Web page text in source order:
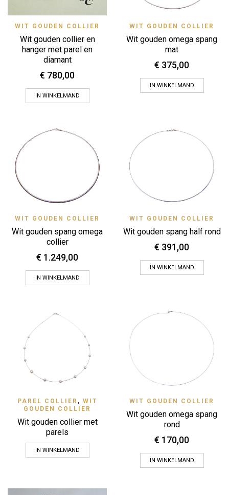
WIT GOUDEN COLLIER
Wit gouden collier en
hanger met parel en
diamant
€ 780,00
IN WINKELMAND
WIT GOUDEN COLLIER
Wit gouden omega spang
mat
€ 375,00
IN WINKELMAND
WIT GOUDEN COLLIER
Wit gouden spang omega
collier
€ 1.249,00
IN WINKELMAND
WIT GOUDEN COLLIER
Wit gouden spang half rond
€ 391,00
IN WINKELMAND
PAREL COLLIER , WIT
GOUDEN COLLIER
Wit gouden collier met
parels
IN WINKELMAND
WIT GOUDEN COLLIER
Wit gouden omega spang
rond
€ 170,00
IN WINKELMAND